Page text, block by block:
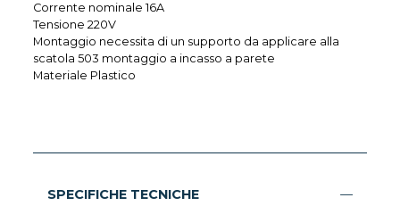
Corrente nominale 16A
Tensione 220V
Montaggio necessita di un supporto da applicare alla
scatola 503 montaggio a incasso a parete
Materiale Plastico
SPECIFICHE TECNICHE